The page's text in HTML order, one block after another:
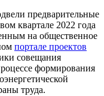
предварительные
квартале 2022 года
на общественное
портале проектов
совещания
формирования
труда.